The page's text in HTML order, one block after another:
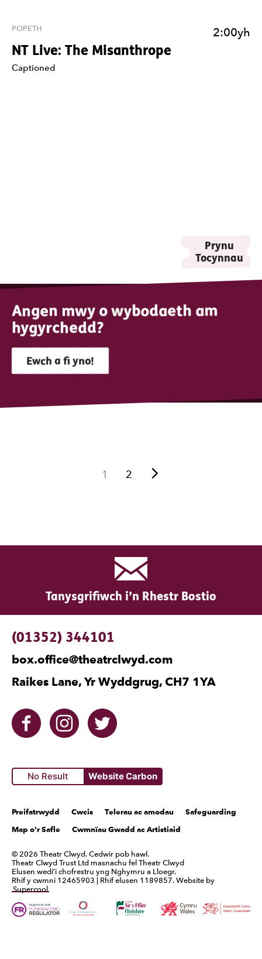
NT Live: The Misanthrope
POPETH
Nodiadau
Captioned
2:00yh
Prynu
Tocynnau
1 2 Nesaf
Angen mwy o wybodaeth am
hygyrchedd?
Ewch a fi yno!
Tanysgrifiwch i’n Rhestr Bostio
Manylion Cyswllt
Raikes Lane, Yr Wyddgrug, CH7 1YA
(01352) 344101
box.office@theatrclwyd.com
Facebook Instagram
No Result Website Carbon
Tudalennau Cyfreithiol
Preifatrwydd Cwcis Telerau ac amodau
Safeguarding
Map o'r Safle
Cwmnïau Gwadd ac Artistiaid
Print Mân
© 2026 Theatr Clwyd. Cedwir pob hawl.
Theatr Clwyd Trust Ltd masnachu fel Theatr Clwyd
Elusen wedi’i chofrestru yng Nghymru a Lloegr.
Rhif y cwmni 12465903 | Rhif elusen 1189857. Website by
Supercool
CyllidwyrCyngor Celfyddydau Cymru
Cyngor Sir y Fflint
Cyrum Wales